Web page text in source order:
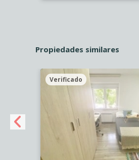
Propiedades similares
Verificado